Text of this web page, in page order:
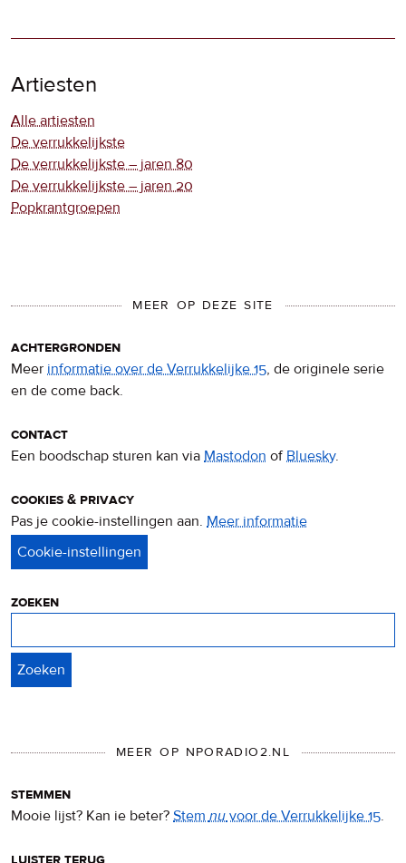
Artiesten
Alle artiesten
De verrukkelijkste
De verrukkelijkste – jaren 80
De verrukkelijkste – jaren 20
Popkrantgroepen
MEER OP DEZE SITE
achtergronden
Meer informatie over de Verrukkelijke 15, de originele serie
en de come back.
contact
Een boodschap sturen kan via Mastodon ofBluesky.
cookies & privacy
Pas je cookie-instellingen aan. Meer informatie
zoeken
MEER OP NPORADIO2.NL
stemmen
Mooie lijst? Kan ie beter? Stemnuvoor de Verrukkelijke 15.